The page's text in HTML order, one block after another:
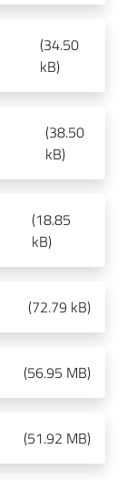
(34.50
kB)
(38.50
kB)
(18.85
kB)
(72.79 kB)
(56.95 MB)
(51.92 MB)